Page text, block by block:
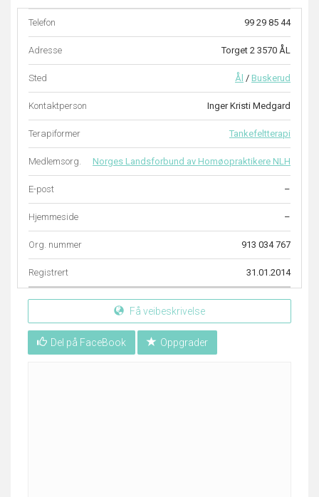
Telefon 99 29 85 44
Adresse Torget 2 3570 ÅL
Sted Ål / Buskerud
Kontaktperson Inger Kristi Medgard
Terapiformer Tankefeltterapi
Medlemsorg. Norges Landsforbund av Homøopraktikere NLH
E-post –
Hjemmeside –
Org. nummer 913 034 767
Registrert 31.01.2014
Få veibeskrivelse
Del på FaceBook Oppgrader